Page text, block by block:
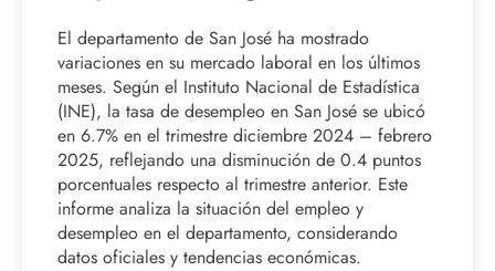
El departamento de San José ha mostrado
variaciones en su mercado laboral en los últimos
meses. Según el Instituto Nacional de Estadística
(INE), la tasa de desempleo en San José se ubicó
en 6.7% en el trimestre diciembre 2024 – febrero
2025, reflejando una disminución de 0.4 puntos
porcentuales respecto al trimestre anterior. Este
informe analiza la situación del empleo y
desempleo en el departamento, considerando
datos oficiales y tendencias económicas.